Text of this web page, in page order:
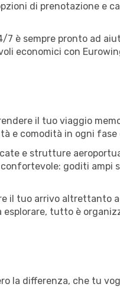
di prenotazione e
è sempre pronto ad
economici con
il tuo viaggio
e comodità in ogni
e strutture
goditi ampi
il tuo arrivo altrettanto
tutto è
la differenza, che tu